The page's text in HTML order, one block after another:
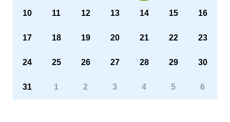
10 11 12 13 14 15 16
17 18 19 20 21 22 23
24 25 26 27 28 29 30
31 1 2 3 4 5 6